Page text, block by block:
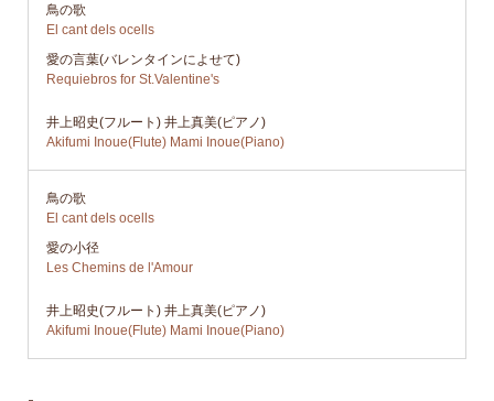
鳥の歌
El cant dels ocells
愛の言葉(バレンタインによせて)
Requiebros for St.Valentine's
井上昭史(フルート) 井上真美(ピアノ)
Akifumi Inoue(Flute) Mami Inoue(Piano)
鳥の歌
El cant dels ocells
愛の小径
Les Chemins de l'Amour
井上昭史(フルート) 井上真美(ピアノ)
Akifumi Inoue(Flute) Mami Inoue(Piano)